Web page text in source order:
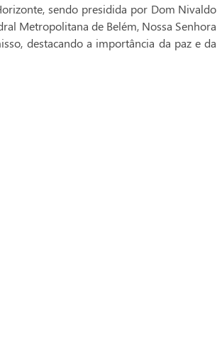
sendo presidida por Dom Nivaldo
Metropolitana de Belém, Nossa Senhora
destacando a importância da paz e da